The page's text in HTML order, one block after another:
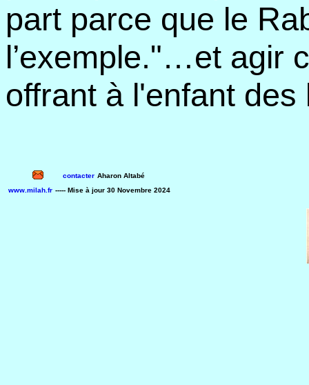
part parce que le
l’exemple."…et agir
offrant à l'enfant
contacter Aharon Altabé
www.milah.fr ----- Mise à jour 30 Novembre 2024